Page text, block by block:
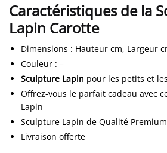
Caractéristiques de la
Lapin Carotte
Dimensions : Hauteur cm, Largeur
Couleur : –
Sculpture Lapin pour les petits et
Offrez-vous le parfait cadeau avec
Lapin
Sculpture Lapin de Qualité Premium
Livraison offerte